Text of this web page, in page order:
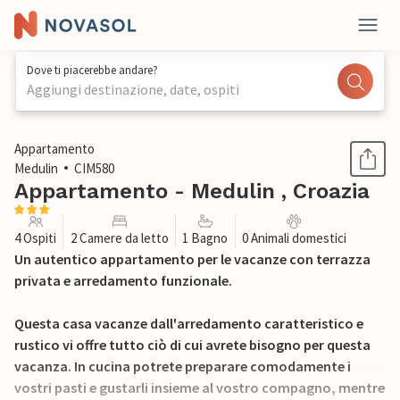
Dove ti piacerebbe andare?
Aggiungi destinazione, date, ospiti
1 / 31
Appartamento
Medulin
CIM580
Appartamento - Medulin , Croazia
4 Ospiti 2 Camere da letto 1 Bagno 0 Animali domestici
Un autentico appartamento per le vacanze con terrazza
privata e arredamento funzionale.
Questa casa vacanze dall'arredamento caratteristico e
rustico vi offre tutto ciò di cui avrete bisogno per questa
vacanza. In cucina potrete preparare comodamente i
vostri pasti e gustarli insieme al vostro compagno, mentre